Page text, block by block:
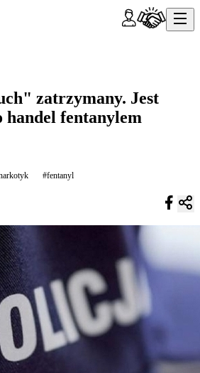
zatrzymany. Jest
handel fentanylem
#fentanyl